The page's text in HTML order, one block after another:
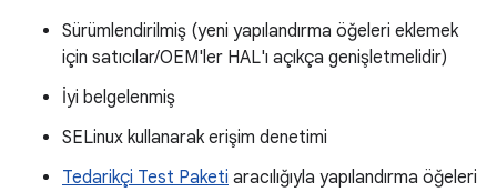
Sürümlendirilmiş (yeni yapılandırma öğeleri eklemek
için satıcılar/OEM'ler HAL'ı açıkça genişletmelidir)
İyi belgelenmiş
SELinux kullanarak erişim denetimi
Tedarikçi Test Paketi aracılığıyla yapılandırma öğeleri